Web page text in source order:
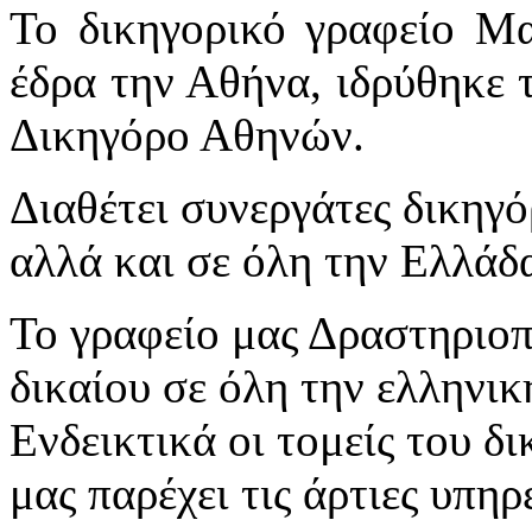
Το δικηγορικό γραφείο
έδρα την Αθήνα,
Δικηγόρο Αθηνών.
Διαθέτει συνεργάτες
αλλά και σε όλη την
Το γραφείο μας
δικαίου σε όλη την
Ενδεικτικά οι τομείς του
μας παρέχει τις άρτιες